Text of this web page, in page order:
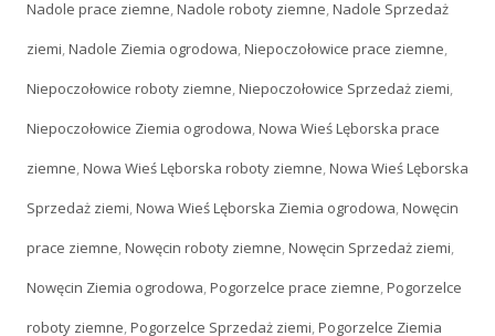
Nadole prace ziemne,Nadole roboty ziemne,Nadole Sprzedaż
ziemi,Nadole Ziemia ogrodowa,Niepoczołowice prace ziemne,
Niepoczołowice roboty ziemne,Niepoczołowice Sprzedaż ziemi,
Niepoczołowice Ziemia ogrodowa,Nowa Wieś Lęborska prace
ziemne,Nowa Wieś Lęborska roboty ziemne,Nowa Wieś Lęborska
Sprzedaż ziemi,Nowa Wieś Lęborska Ziemia ogrodowa,Nowęcin
prace ziemne,Nowęcin roboty ziemne,Nowęcin Sprzedaż ziemi,
Nowęcin Ziemia ogrodowa,Pogorzelce prace ziemne,Pogorzelce
roboty ziemne,Pogorzelce Sprzedaż ziemi,Pogorzelce Ziemia